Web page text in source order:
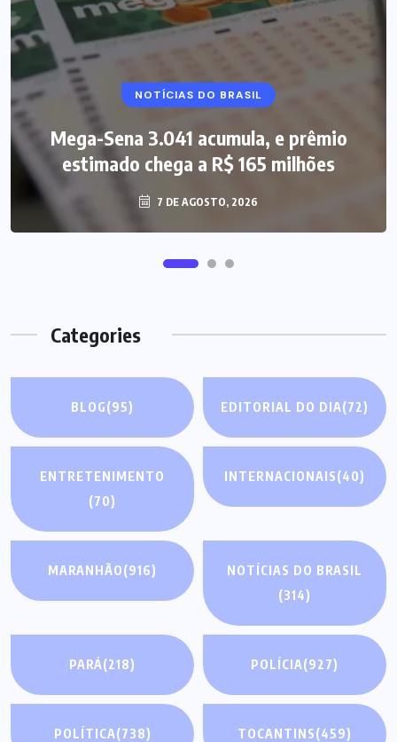
NOTÍCIAS DO BRASIL
Mega-Sena 3.041 acumula, e prêmio
estimado chega a R$ 165 milhões
7 DE AGOSTO, 2026
Categories
BLOG(95) EDITORIAL DO DIA(72)
ENTRETENIMENTO
(70)
INTERNACIONAIS(40)
MARANHÃO(916)
NOTÍCIAS DO BRASIL
(314)
PARÁ(218) POLÍCIA(927)
POLÍTICA(738) TOCANTINS(459)